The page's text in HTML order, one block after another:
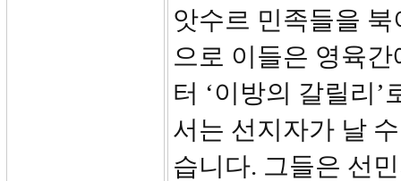
앗수르 민족들을
으로 이들은 영육
터 ‘이방의 갈릴리
서는 선지자가 날
습니다. 그들은 선